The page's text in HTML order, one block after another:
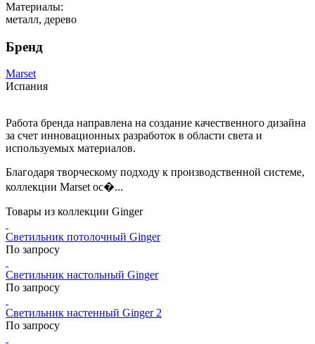
Материалы:
металл, дерево
Бренд
Marset
Испания
Работа бренда направлена на создание качественного дизайна
за счет инновационных разработок в области света и
используемых материалов.
Благодаря творческому подходу к производственной системе,
коллекции Marset ос�...
Товары из коллекции Ginger
Светильник потолочный Ginger
По запросу
Светильник настольный Ginger
По запросу
Светильник настенный Ginger 2
По запросу